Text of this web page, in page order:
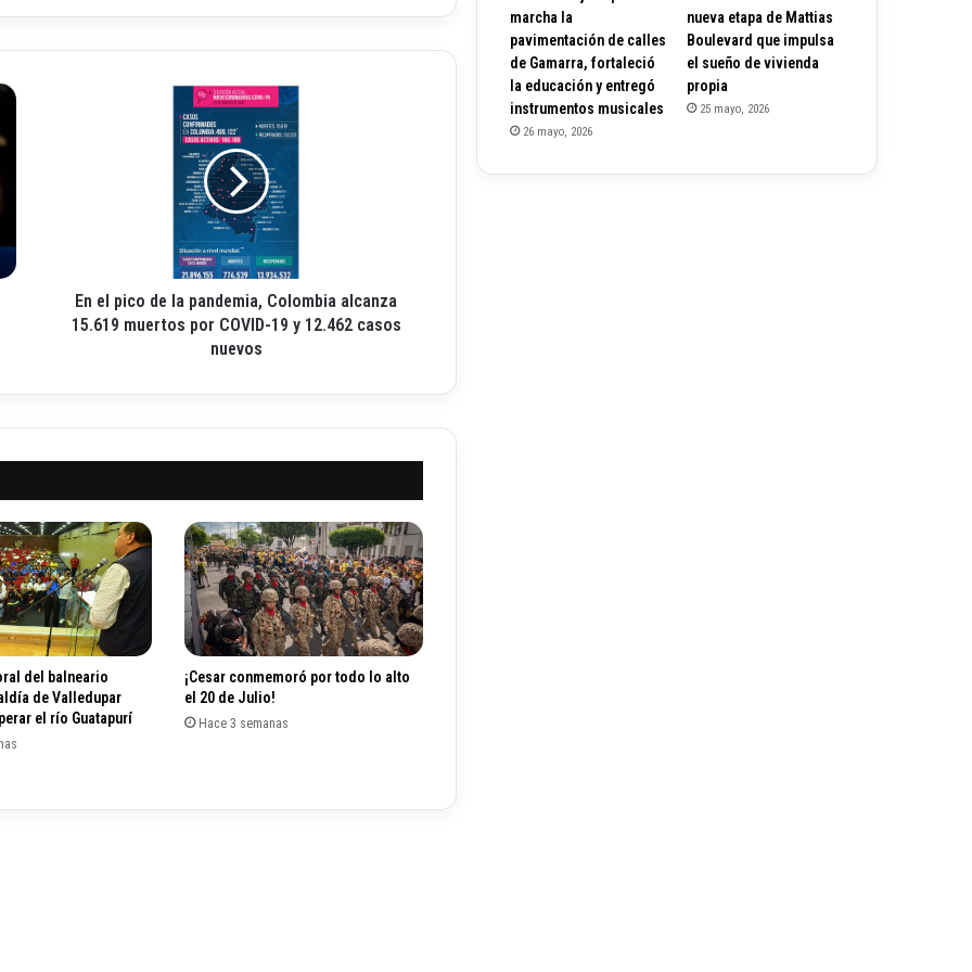
a
e
i
a
,
C
o
l
o
b
En el pico de la pandemia, Colombia alcanza
15.619 muertos por COVID-19 y 12.462 casos
nuevos
del balneario
de Valledupar
el río Guatapurí
¡Cesar conmemoró por todo lo alto
el 20 de Julio!
Hace 3 semanas
marcha la
pavimentación de calles
de Gamarra, fortaleció
la educación y entregó
instrumentos musicales
26 mayo, 2026
nueva etapa de Mattias
Boulevard que impulsa
el sueño de vivienda
propia
25 mayo, 2026